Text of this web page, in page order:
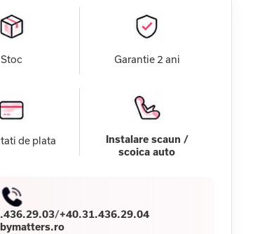
Stoc Garantie 2 ani
de plata
Instalare scaun /
scoica auto
/+40.31.436.29.04